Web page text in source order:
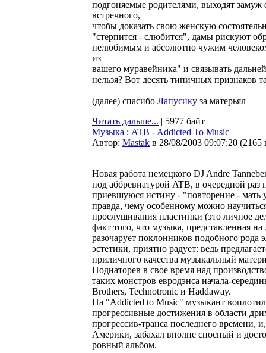
подгоняемые родителями, выходят замуж
встречного,
чтобы доказать свою женскую
"стерпится - слюбится", дамы рискуют
нелюбимым и абсолютно чужим
из
вашего муравейника" и связывать
нельзя? Вот десять типичных признаков
(далее) спасибо Лапусику за матерьял
Читать дальше... | 5977 байт
Музыка : ATB - Addicted To Music
Автор: Мastak в 28/08/2003 09:07:20 (2165
Новая работа немецкого DJ Andre
под аббревиатурой ATB, в очередной раз
приевшуюся истину - "повторение - мать
правда, чему особенному можно
прослушивания пластинки (это личное
факт того, что музыка, представленная на
разочарует поклонников подобного рода
эстетики, приятно радует: ведь
приличного качества музыкальный
Поднаторев в свое время над
таких монстров евродэнса начала-
Brothers, Technotronic и Haddaway.
На "Addicted to Music" музыкант
прогрессивные достижения в области
прогрессив-транса последнего времени,
Америки, забахал вполне сносный и
ровный альбом.